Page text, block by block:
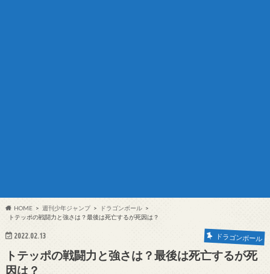
HOME 週刊少年ジャンプ
ドラゴンボール
トテッポの戦闘力と強さは？最後は死亡するが死因は？
2022.02.13 ドラゴンボール
トテッポの戦闘力と強さは？最後は死亡するが死
因は？